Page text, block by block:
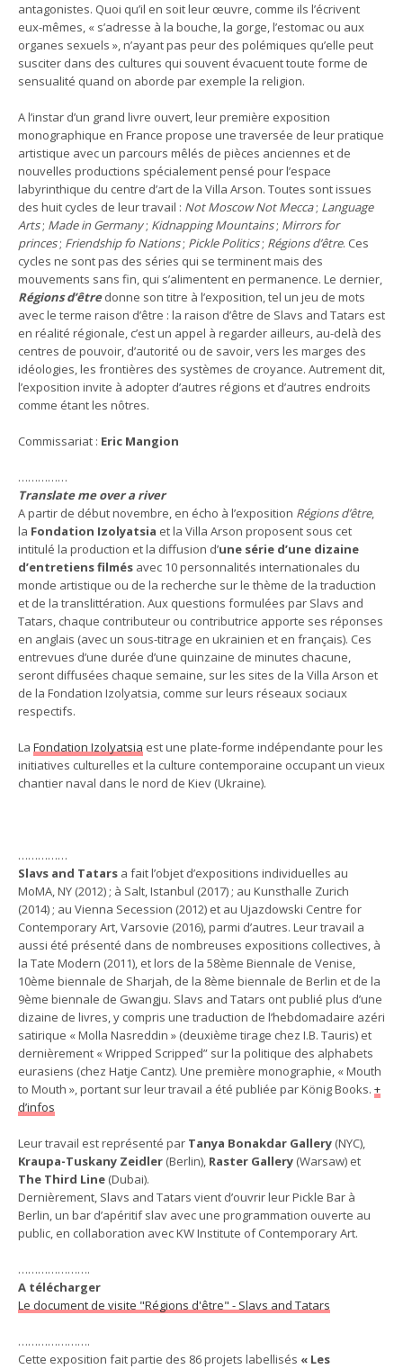
antagonistes. Quoi qu’il en soit leur œuvre, comme ils l’écrivent
eux-mêmes, « s’adresse à la bouche, la gorge, l’estomac ou aux
organes sexuels », n’ayant pas peur des polémiques qu’elle peut
susciter dans des cultures qui souvent évacuent toute forme de
sensualité quand on aborde par exemple la religion.
A l’instar d’un grand livre ouvert, leur première exposition
monographique en France propose une traversée de leur pratique
artistique avec un parcours mêlés de pièces anciennes et de
nouvelles productions spécialement pensé pour l’espace
labyrinthique du centre d’art de la Villa Arson. Toutes sont issues
des huit cycles de leur travail : Not Moscow Not Mecca; Language
Arts; Made in Germany; Kidnapping Mountains; Mirrors for
princes; Friendship fo Nations; Pickle Politics; Régions d’être. Ces
cycles ne sont pas des séries qui se terminent mais des
mouvements sans fin, qui s’alimentent en permanence. Le dernier,
Régions d’êtredonne son titre à l’exposition, tel un jeu de mots
avec le terme raison d’être : la raison d’être de Slavs and Tatars est
en réalité régionale, c’est un appel à regarder ailleurs, au-delà des
centres de pouvoir, d’autorité ou de savoir, vers les marges des
idéologies, les frontières des systèmes de croyance. Autrement dit,
l’exposition invite à adopter d’autres régions et d’autres endroits
comme étant les nôtres.
Commissariat : Eric Mangion
……………
Translate me over a river
A partir de début novembre, en écho à l’exposition Régions d’être,
la Fondation Izolyatsia et la Villa Arson proposent sous cet
intitulé la production et la diffusion d’une série d’une dizaine
d’entretiens filmés avec 10 personnalités internationales du
monde artistique ou de la recherche sur le thème de la traduction
et de la translittération. Aux questions formulées par Slavs and
Tatars, chaque contributeur ou contributrice apporte ses réponses
en anglais (avec un sous-titrage en ukrainien et en français). Ces
entrevues d’une durée d’une quinzaine de minutes chacune,
seront diffusées chaque semaine, sur les sites de la Villa Arson et
de la Fondation Izolyatsia, comme sur leurs réseaux sociaux
respectifs.
La Fondation Izolyatsia est une plate-forme indépendante pour les
initiatives culturelles et la culture contemporaine occupant un vieux
chantier naval dans le nord de Kiev (Ukraine).
……………
Slavs and Tatars a fait l’objet d’expositions individuelles au
MoMA, NY (2012) ; à Salt, Istanbul (2017) ; au Kunsthalle Zurich
(2014) ; au Vienna Secession (2012) et au Ujazdowski Centre for
Contemporary Art, Varsovie (2016), parmi d’autres. Leur travail a
aussi été présenté dans de nombreuses expositions collectives, à
la Tate Modern (2011), et lors de la 58ème Biennale de Venise,
10ème biennale de Sharjah, de la 8ème biennale de Berlin et de la
9ème biennale de Gwangju. Slavs and Tatars ont publié plus d’une
dizaine de livres, y compris une traduction de l’hebdomadaire azéri
satirique « Molla Nasreddin » (deuxième tirage chez I.B. Tauris) et
dernièrement « Wripped Scripped” sur la politique des alphabets
eurasiens (chez Hatje Cantz). Une première monographie, « Mouth
to Mouth », portant sur leur travail a été publiée par König Books. +
d’infos
Leur travail est représenté par Tanya Bonakdar Gallery (NYC),
Kraupa-Tuskany Zeidler (Berlin), Raster Gallery (Warsaw) et
The Third Line (Dubai).
Dernièrement, Slavs and Tatars vient d’ouvrir leur Pickle Bar à
Berlin, un bar d’apéritif slav avec une programmation ouverte au
public, en collaboration avec KW Institute of Contemporary Art.
………………….
A télécharger
Le document de visite "Régions d'être" - Slavs and Tatars
………………….
Cette exposition fait partie des 86 projets labellisés « Les